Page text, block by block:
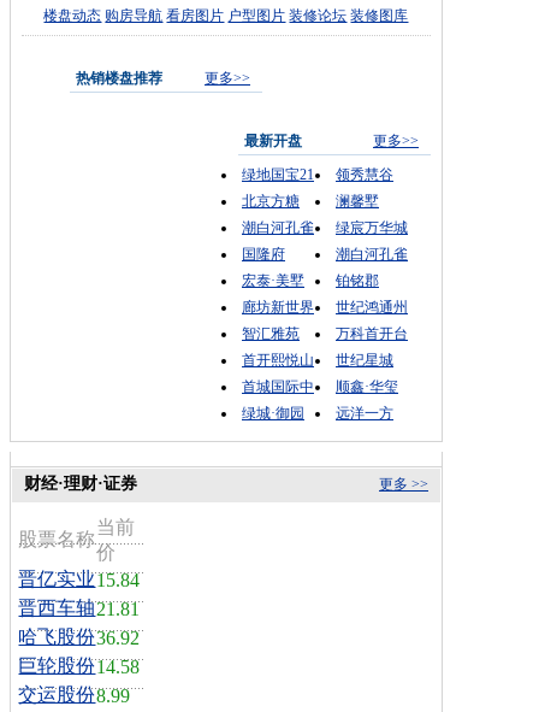
楼盘动态 购房导航 看房图片 户型图片 装修论坛 装修图库
热销楼盘推荐 更多>>
最新开盘
更多>>
绿地国宝21
领秀慧谷
北京方糖
澜馨墅
潮白河孔雀
绿宸万华城
国隆府
潮白河孔雀
宏泰·美墅
铂铭郡
廊坊新世界
世纪鸿通州
智汇雅苑
万科首开台
首开熙悦山
世纪星城
首城国际中
顺鑫·华玺
绿城·御园
远洋一方
更多 >>
财经·理财·证券
股票名称
当前
价
晋亿实业15.84
晋西车轴21.81
哈飞股份36.92
巨轮股份14.58
交运股份8.99